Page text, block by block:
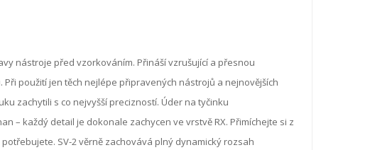
nástroje před vzorkováním. Přináší vzrušující a přesnou
použití jen těch nejlépe připravených nástrojů a nejnovějších
zachytili s co nejvyšší precizností. Úder na tyčinku
– každý detail je dokonale zachycen ve vrstvě RX. Přimíchejte si z
SV-2 věrně zachovává plný dynamický rozsah